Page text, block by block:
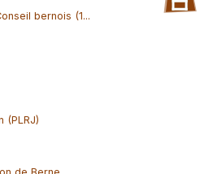
bernois (1...
(PLRJ)